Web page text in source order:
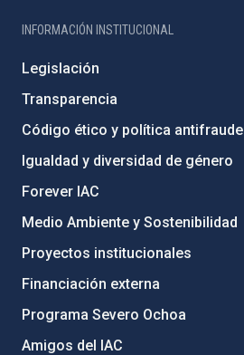
INFORMACIÓN INSTITUCIONAL
Legislación
Transparencia
Código ético y política antifraude
Igualdad y diversidad de género
Forever IAC
Medio Ambiente y Sostenibilidad
Proyectos institucionales
Financiación externa
Programa Severo Ochoa
Amigos del IAC